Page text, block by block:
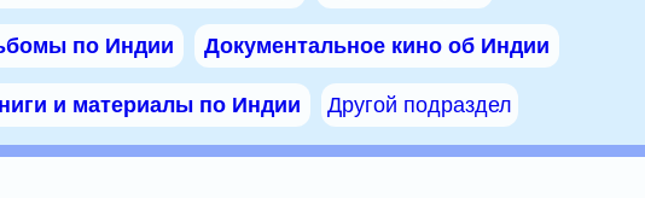
по Индии Документальное кино об Индии
и материалы по Индии Другой подраздел